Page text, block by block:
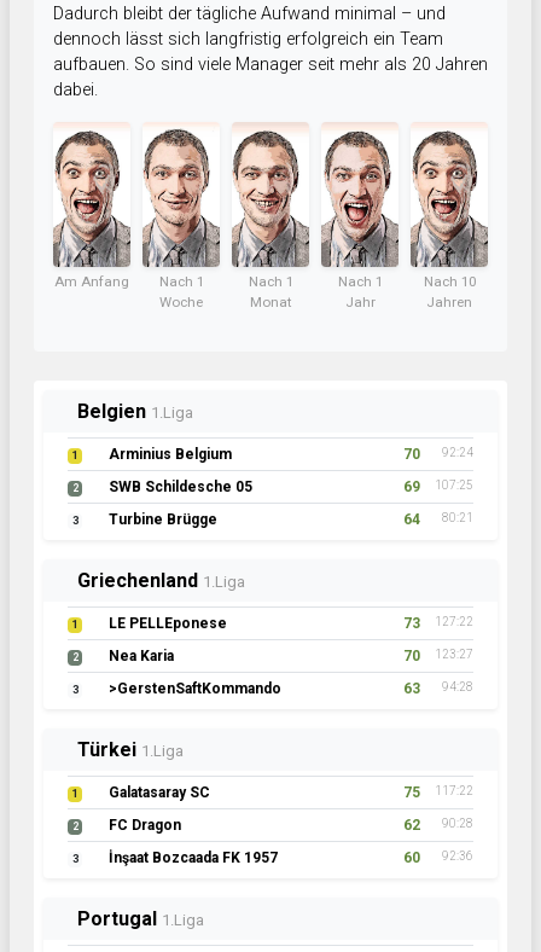
Dadurch bleibt der tägliche Aufwand minimal – und
dennoch lässt sich langfristig erfolgreich ein Team
aufbauen. So sind viele Manager seit mehr als 20 Jahren
dabei.
Am Anfang
Nach 1
Woche
Nach 1
Monat
Nach 1
Jahr
Nach 10
Jahren
Belgien 1.Liga
1 Arminius Belgium 70 92:24
2 SWB Schildesche 05 69 107:25
3 Turbine Brügge 64 80:21
Griechenland 1.Liga
1 LE PELLEponese 73 127:22
2 Nea Karia 70 123:27
3 >GerstenSaftKommando 63 94:28
Türkei 1.Liga
1 Galatasaray SC 75 117:22
2 FC Dragon 62 90:28
3 İnşaat Bozcaada FK 1957 60 92:36
Portugal 1.Liga